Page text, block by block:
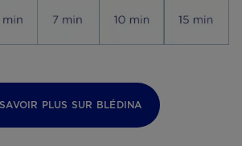
PLUS SUR BLÉDINA